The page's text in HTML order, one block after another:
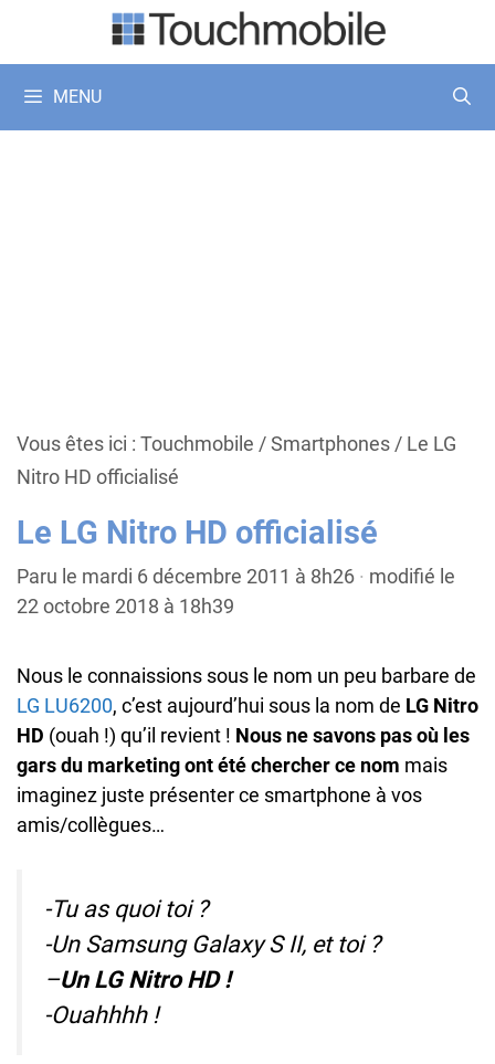
MENU
Vous êtes ici : Touchmobile /Smartphones/ Le LG
Nitro HD officialisé
Le LG Nitro HD officialisé
Paru le mardi 6 décembre 2011 à 8h26 · modifié le
22 octobre 2018 à 18h39
Nous le connaissions sous le nom un peu barbare de
LG LU6200, c’est aujourd’hui sous la nom de LG Nitro
HD (ouah !) qu’il revient ! Nous ne savons pas où les
gars du marketing ont été chercher ce nom mais
imaginez juste présenter ce smartphone à vos
amis/collègues…
-Tu as quoi toi ?
-Un Samsung Galaxy S II, et toi ?
–Un LG Nitro HD !
-Ouahhhh !